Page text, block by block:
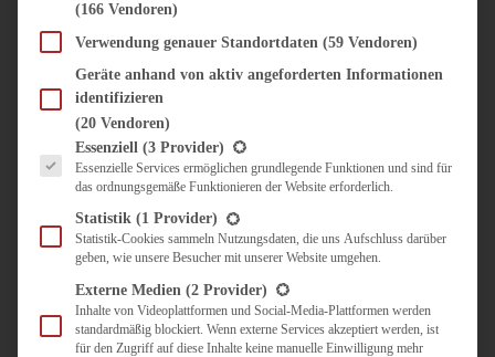
DIPS, SAUCEN, CHUTNEYS
KÜCHENGESCHENKE
UNTERWEGS
KULINARISCH UNTERWEGS
ÜBER MICH
ZUSAMMENARBEIT
(166 Vendoren)
Verwendung genauer Standortdaten (59 Vendoren)
Geräte anhand von aktiv angeforderten Informationen
identifizieren
(20 Vendoren)
Es folgt eine Liste der Service-Gruppen, für die eine Einwilligung erteilt werden
Essenziell (3 Provider)
Essenzielle Services ermöglichen grundlegende Funktionen und sind für
das ordnungsgemäße Funktionieren der Website erforderlich.
Statistik (1 Provider)
Statistik-Cookies sammeln Nutzungsdaten, die uns Aufschluss darüber
geben, wie unsere Besucher mit unserer Website umgehen.
Externe Medien (2 Provider)
Inhalte von Videoplattformen und Social-Media-Plattformen werden
standardmäßig blockiert. Wenn externe Services akzeptiert werden, ist
für den Zugriff auf diese Inhalte keine manuelle Einwilligung mehr